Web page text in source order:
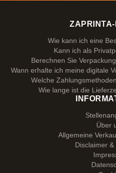
Wie kann ich eine
Kann ich als
Berechnen Sie
Wann erhalte ich meine digitale
Welche
Wie lange ist die
Über
Allgemeine
Disclaimer